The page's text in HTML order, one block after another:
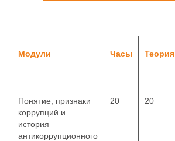
Модули Часы Теория
Понятие, признаки
коррупций и
история
антикоррупционного
20 20